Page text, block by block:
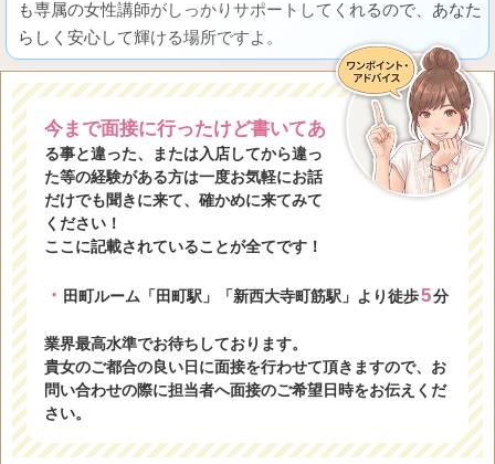
も専属の女性講師がしっかりサポートしてくれるので、あなた
らしく安心して輝ける場所ですよ。
今まで面接に行ったけど書いてあ
る事と違った、または入店してから違っ
た等の経験がある方は一度お気軽にお話
だけでも聞きに来て、確かめに来てみて
ください！
ここに記載されていることが全てです！
・ 田町ルーム「田町駅」「新西大寺町筋駅」より徒歩5分
業界最高水準でお待ちしております。
貴女のご都合の良い日に面接を行わせて頂きますので、お
問い合わせの際に担当者へ面接のご希望日時をお伝えくだ
さい。